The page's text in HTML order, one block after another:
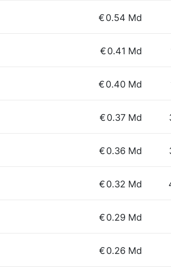
€0.54 Md
€0.41 Md
€0.40 Md
€0.37 Md
€0.36 Md
€0.32 Md
€0.29 Md
€0.26 Md